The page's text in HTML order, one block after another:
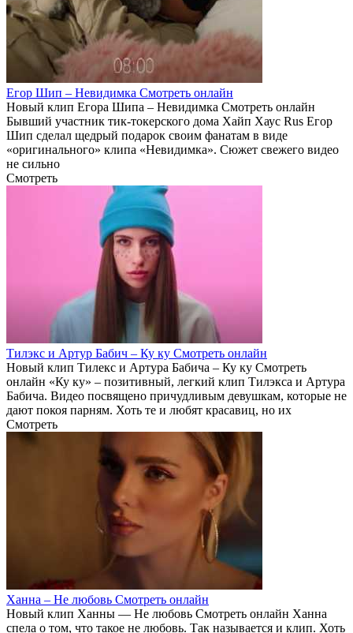
Егор Шип – Невидимка Смотреть онлайн
Новый клип Егора Шипа – Невидимка Смотреть онлайн
Бывший участник тик-токерского дома Хайп Хаус Rus Егор
Шип сделал щедрый подарок своим фанатам в виде
«оригинального» клипа «Невидимка». Сюжет свежего видео
не сильно
Смотреть
Тилэкс и Артур Бабич – Ку ку Смотреть онлайн
Новый клип Тилекс и Артура Бабича – Ку ку Смотреть
онлайн «Ку ку» – позитивный, легкий клип Тилэкса и Артура
Бабича. Видео посвящено причудливым девушкам, которые не
дают покоя парням. Хоть те и любят красавиц, но их
Смотреть
Ханна – Не любовь Смотреть онлайн
Новый клип Ханны — Не любовь Смотреть онлайн Ханна
спела о том, что такое не любовь. Так называется и клип. Хоть